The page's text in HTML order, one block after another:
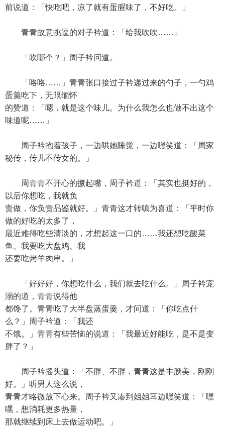
前说道：「快吃吧，凉了就有蛋腥味了，不好吃。」
青青故意挑逗的对子衿道：「给我吹吹……」
「吹哪个？」周子衿问道。
「咯咯……」青青张口接过子衿递过来的勺子，一勺鸡
蛋羹吃下，无限缅怀
的赞道：「嗯，就是这个味儿。为什么我怎么也做不出这个
味道呢……」
周子衿抱着孩子，一边哄她睡觉，一边嘿笑道：「周家
秘传，传儿不传女的。」
周青青不开心的撅起嘴，周子衿道：「其实也挺好的，
以后你想吃，我就负
责做，你负责品鉴就好。」青青这才转嗔为喜道：「平时你
做的好吃的太多了，
最近难得吃些清淡的，才想起这一口的……我还想吃酸菜
鱼、我要吃大盘鸡、我
还要吃烤羊肉串。」
「好好好，你想吃什么，我们就去吃什么。」周子衿宠
溺的道，青青说得他
都馋了。青青吃了大半盘蒸蛋羹，才问道：「你吃点什
么？」周子衿道：「我还
不饿。」青青有些苦恼的说道：「我最近好能吃，是不是变
胖了？」
周子衿摇头道：「不胖、不胖，青青这是丰腴美，刚刚
好。」听男人这么说，
青青才略微放下心来。周子衿又凑到姐姐耳边嘿笑道：「嘿
嘿，想消耗更多热量，
那就继续到床上去做运动吧。」